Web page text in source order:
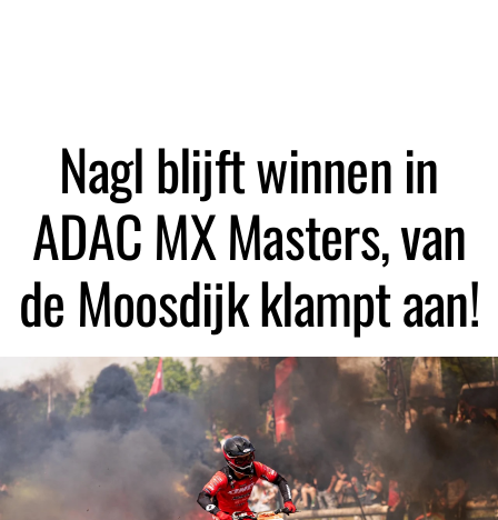
Nagl blijft winnen in
ADAC MX Masters, van
de Moosdijk klampt aan!